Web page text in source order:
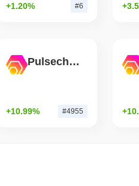
+1.20% #6
Pulsechain Bridged HEX (Pulsechain)
+10.99% #4955